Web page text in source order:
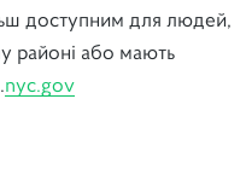
доступним для людей,
районі або мають
nyc.gov